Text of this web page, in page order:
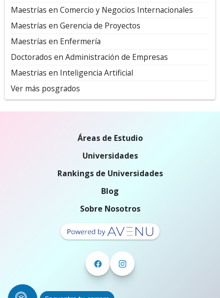
Maestrías en Comercio y Negocios Internacionales
Maestrías en Gerencia de Proyectos
Maestrías en Enfermería
Doctorados en Administración de Empresas
Maestrias en Inteligencia Artificial
Ver más posgrados
Áreas de Estudio
Universidades
Rankings de Universidades
Blog
Sobre Nosotros